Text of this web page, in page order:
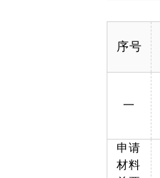
序号
一
申请
材料